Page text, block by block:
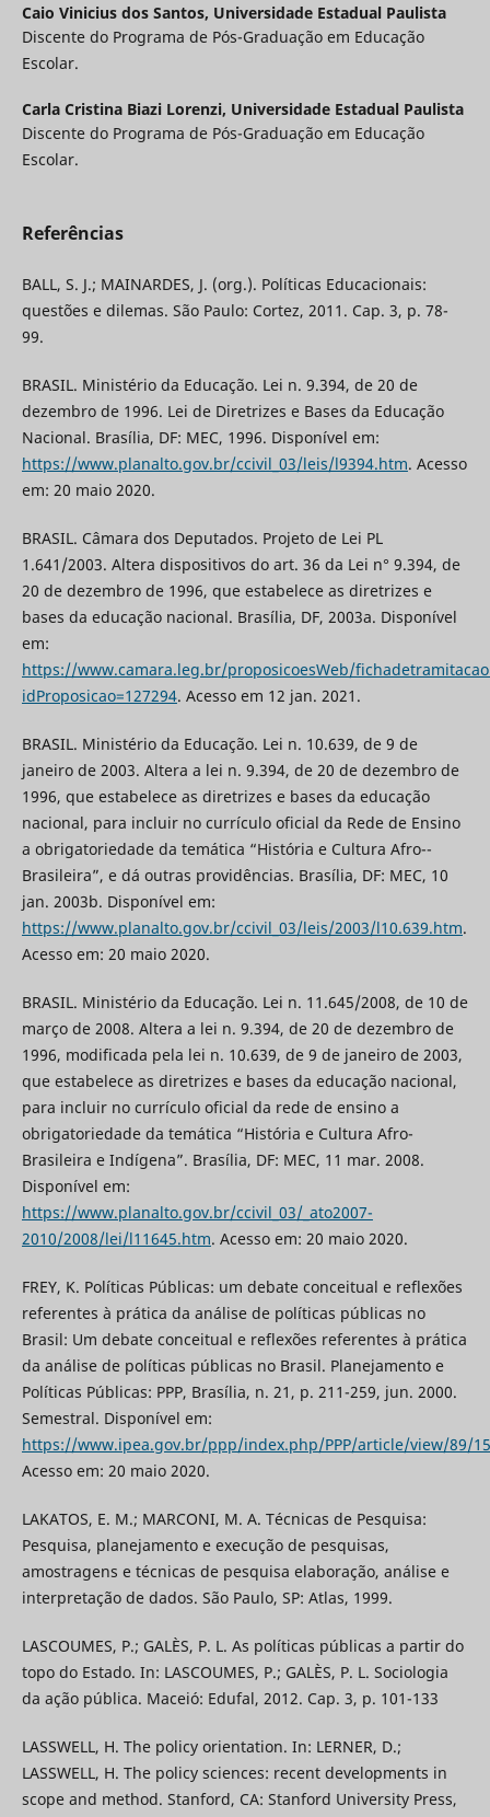
Caio Vinicius dos Santos, Universidade Estadual Paulista
Discente do Programa de Pós-Graduação em Educação
Escolar.
Carla Cristina Biazi Lorenzi, Universidade Estadual Paulista
Discente do Programa de Pós-Graduação em Educação
Escolar.
Referências
BALL, S. J.; MAINARDES, J. (org.). Políticas Educacionais:
questões e dilemas. São Paulo: Cortez, 2011. Cap. 3, p. 78-
99.
BRASIL. Ministério da Educação. Lei n. 9.394, de 20 de
dezembro de 1996. Lei de Diretrizes e Bases da Educação
Nacional. Brasília, DF: MEC, 1996. Disponível em:
https://www.planalto.gov.br/ccivil_03/leis/l9394.htm. Acesso
em: 20 maio 2020.
BRASIL. Câmara dos Deputados. Projeto de Lei PL
1.641/2003. Altera dispositivos do art. 36 da Lei n° 9.394, de
20 de dezembro de 1996, que estabelece as diretrizes e
bases da educação nacional. Brasília, DF, 2003a. Disponível
em:
https://www.camara.leg.br/proposicoesWeb/
idProposicao=127294. Acesso em 12 jan. 2021.
BRASIL. Ministério da Educação. Lei n. 10.639, de 9 de
janeiro de 2003. Altera a lei n. 9.394, de 20 de dezembro de
1996, que estabelece as diretrizes e bases da educação
nacional, para incluir no currículo oficial da Rede de Ensino
a obrigatoriedade da temática “História e Cultura Afro--
Brasileira”, e dá outras providências. Brasília, DF: MEC, 10
jan. 2003b. Disponível em:
https://www.planalto.gov.br/ccivil_03/leis/2003/l10.639.htm.
Acesso em: 20 maio 2020.
BRASIL. Ministério da Educação. Lei n. 11.645/2008, de 10 de
março de 2008. Altera a lei n. 9.394, de 20 de dezembro de
1996, modificada pela lei n. 10.639, de 9 de janeiro de 2003,
que estabelece as diretrizes e bases da educação nacional,
para incluir no currículo oficial da rede de ensino a
obrigatoriedade da temática “História e Cultura Afro-
Brasileira e Indígena”. Brasília, DF: MEC, 11 mar. 2008.
Disponível em:
https://www.planalto.gov.br/ccivil_03/_ato2007-
2010/2008/lei/l11645.htm. Acesso em: 20 maio 2020.
FREY, K. Políticas Públicas: um debate conceitual e reflexões
referentes à prática da análise de políticas públicas no
Brasil: Um debate conceitual e reflexões referentes à prática
da análise de políticas públicas no Brasil. Planejamento e
Políticas Públicas: PPP, Brasília, n. 21, p. 211-259, jun. 2000.
Semestral. Disponível em:
https://www.ipea.gov.br/ppp/index.php/PPP/article/view/89/
Acesso em: 20 maio 2020.
LAKATOS, E. M.; MARCONI, M. A. Técnicas de Pesquisa:
Pesquisa, planejamento e execução de pesquisas,
amostragens e técnicas de pesquisa elaboração, análise e
interpretação de dados. São Paulo, SP: Atlas, 1999.
LASCOUMES, P.; GALÈS, P. L. As políticas públicas a partir do
topo do Estado. In: LASCOUMES, P.; GALÈS, P. L. Sociologia
da ação pública. Maceió: Edufal, 2012. Cap. 3, p. 101-133
LASSWELL, H. The policy orientation. In: LERNER, D.;
LASSWELL, H. The policy sciences: recent developments in
scope and method. Stanford, CA: Stanford University Press,